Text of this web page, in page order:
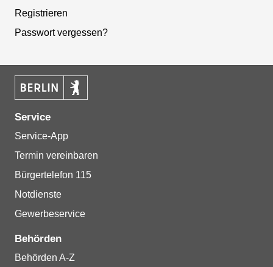
Registrieren
Passwort vergessen?
Service
Service-App
Termin vereinbaren
Bürgertelefon 115
Notdienste
Gewerbeservice
Behörden
Behörden A-Z